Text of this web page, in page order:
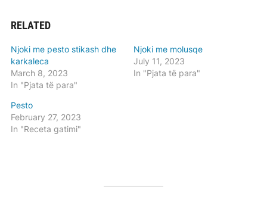
RELATED
Njoki me pesto stikash dhe
karkaleca
March 8, 2023
In "Pjata të para"
Njoki me molusqe
July 11, 2023
In "Pjata të para"
Pesto
February 27, 2023
In "Receta gatimi"